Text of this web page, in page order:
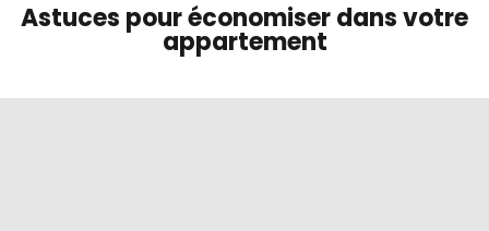
Astuces pour économiser dans votre
appartement